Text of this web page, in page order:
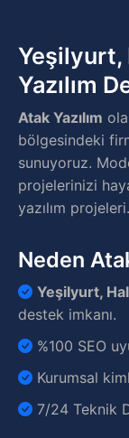
Yeşilyurt,
Yazılım
Atak Yazılım
bölgesindeki
sunuyoruz.
projelerinizi
yazılım projeleri.
Neden
Yeşilyurt,
destek imkanı.
%100 SEO
Kurumsal
7/24 Teknik